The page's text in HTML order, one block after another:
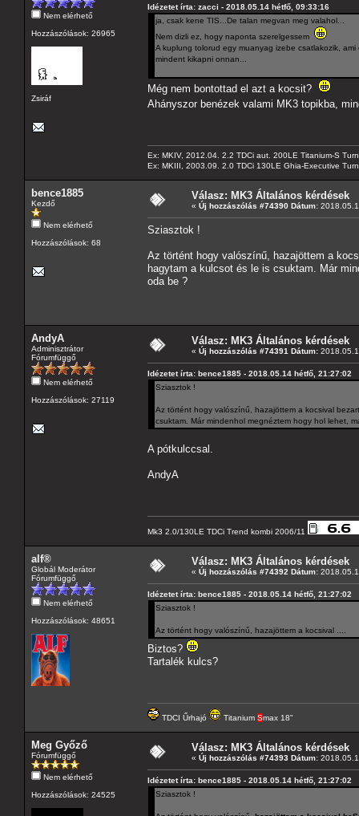
Nem elérhető
Hozzászólások: 26965
Zsiráf
Idézetet írta: zacci - 2018.05.14 hétfő, 09:33:16
ja, csak kene TIS...De talan megvan meg valahol...
Nem dizli ez, hogy naponta szerelgessem
A kuplung tolorud egy muanyag izebe csatlakozik,
mindent kikapni onnan...
Még nem bontottad el azt a kocsit?
Ahányszor benézek valami MK3 topikba,
Ex: MKIV, 2012.04. 2.2 TDCi aut. 200LE Titanium-S
Ex: MKIII, 2003.09. 2.0 TDCi 130LE Ghia-Executive
bence1885
Kezdő
Nem elérhető
Hozzászólások: 68
Válasz: MK3 Általános kérdések
« Új hozzászólás #74390 Dátum:
Sziasztok !
Az történt hogy valószínű, hazajöttem a
hagytam a kulcsot és le is csuktam. Már
oda be ?
AndyA
Adminisztrátor
Fórumfüggő
Nem elérhető
Hozzászólások: 27119
Válasz: MK3 Általános kérdések
« Új hozzászólás #74391 Dátum:
Idézetet írta: bence1885 - 2018.05.14 hétfő, 21:27:02
Sziasztok !
Az történt hogy valószínű, hazajöttem a kocsival
csuktam. Már mindenhol megnéztem hogy hol lehet,
A pótkulccsal.
AndyA
Mk3 2.0/130LE TDCi Trend kombi 2006/11
alf®
Globál Moderátor
Fórumfüggő
Nem elérhető
Hozzászólások: 48651
Válasz: MK3 Általános kérdések
« Új hozzászólás #74392 Dátum:
Idézetet írta: bence1885 - 2018.05.14 hétfő, 21:27:02
Sziasztok !
Az történt hogy valószínű, hazajöttem a kocsival ....
Biztos?
Tartalék kulcs?
TDCI Űrhajó Titanium Smax 18"
Meg Győző
Fórumfüggő
Nem elérhető
Hozzászólások: 24525
Válasz: MK3 Általános kérdések
« Új hozzászólás #74393 Dátum:
Idézetet írta: bence1885 - 2018.05.14 hétfő, 21:27:02
Sziasztok !